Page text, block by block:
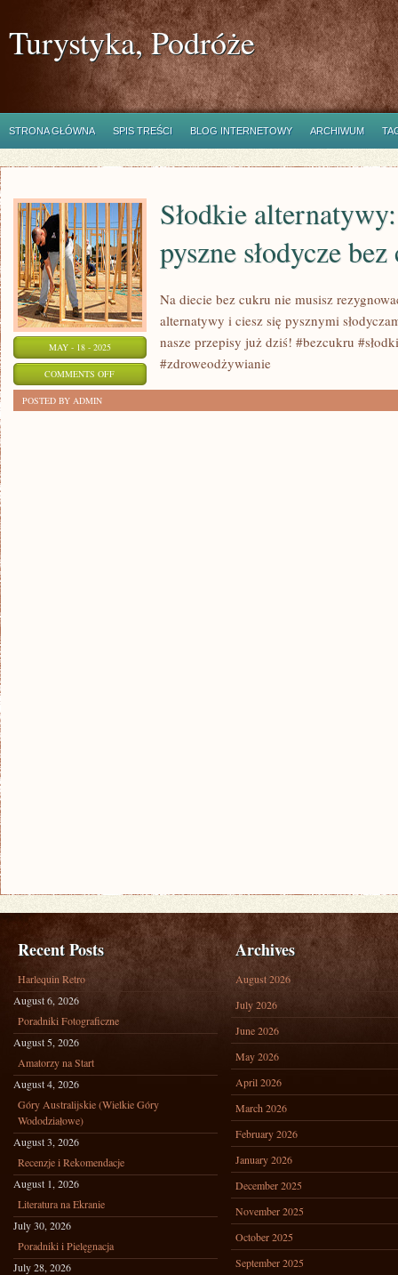
Turystyka, Podróże
STRONA GŁÓWNA SPIS TREŚCI BLOG INTERNETOWY ARCHIWUM
MAY - 18 - 2025
COMMENTS OFFON
Słodkie
pyszne słodycze
Na diecie bez cukru nie musisz
alternatywy i ciesz się pysznymi
nasze przepisy już dziś! #bezcukru
#zdroweodżywianie
POSTED BY ADMIN
Recent Posts
Harlequin Retro
August 6, 2026
Poradniki Fotograficzne
August 5, 2026
Amatorzy na Start
August 4, 2026
Góry Australijskie (Wielkie Góry
Wododziałowe)
August 3, 2026
Recenzje i Rekomendacje
August 1, 2026
Literatura na Ekranie
July 30, 2026
Poradniki i Pielęgnacja
July 28, 2026
Archives
August 2026
July 2026
June 2026
May 2026
April 2026
March 2026
February 2026
January 2026
December 2025
November 2025
October 2025
September 2025